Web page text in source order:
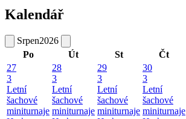
Kalendář
Srpen2026
Po
Út St Čt
27
3
Letní
šachové
miniturnaje
28
3
Letní
šachové
miniturnaje
29
3
Letní
šachové
miniturnaje
30
3
Letní
šachové
miniturnaje